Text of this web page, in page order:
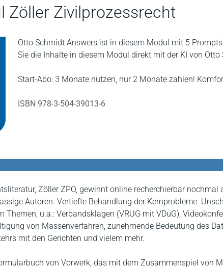
Zöller Zivilprozessrecht
Otto Schmidt Answers ist in diesem Modul mit 5
Sie die Inhalte in diesem Modul direkt mit der KI von Otto
Start-Abo: 3 Monate nutzen, nur 2 Monate zahlen!
ISBN 978-3-504-39013-6
Zöller ZPO, gewinnt online recherchierbar nochmal
Autoren. Vertiefte Behandlung der Kernprobleme.
Themen, u.a.: Verbandsklagen (VRUG mit VDuG),
von Massenverfahren, zunehmende Bedeutung des
mit den Gerichten und vielem mehr.
von Vorwerk, das mit dem Zusammenspiel von